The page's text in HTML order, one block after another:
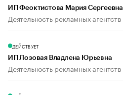
ИП Феоктистова Мария Сергеевна
Деятельность рекламных агентств
ДЕЙСТВУЕТ
ИП Лозовая Владлена Юрьевна
Деятельность рекламных агентств